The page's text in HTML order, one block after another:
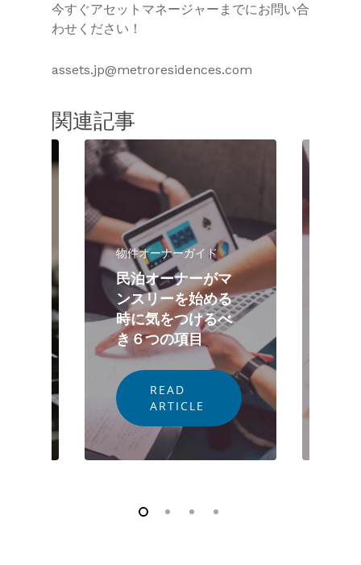
今すぐアセットマネージャーまでにお問い合
わせください！
assets.jp@metroresidences.com
関連記事
物件オーナーガイド
民泊オーナーがマ
ンスリーを始める
時に気をつけるべ
き６つの項目
READ
ARTICLE